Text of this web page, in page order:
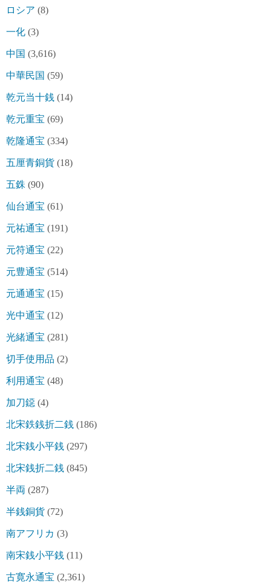
ロシア (8)
一化 (3)
中国 (3,616)
中華民国 (59)
乾元当十銭 (14)
乾元重宝 (69)
乾隆通宝 (334)
五厘青銅貨 (18)
五銖 (90)
仙台通宝 (61)
元祐通宝 (191)
元符通宝 (22)
元豊通宝 (514)
元通通宝 (15)
光中通宝 (12)
光緒通宝 (281)
切手使用品 (2)
利用通宝 (48)
加刀鐚 (4)
北宋鉄銭折二銭 (186)
北宋銭小平銭 (297)
北宋銭折二銭 (845)
半両 (287)
半銭銅貨 (72)
南アフリカ (3)
南宋銭小平銭 (11)
古寛永通宝 (2,361)